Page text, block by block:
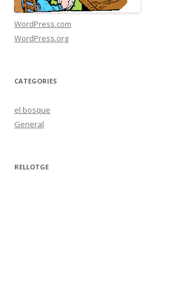
WordPress.com
WordPress.org
CATEGORIES
el bosque
General
RELLOTGE